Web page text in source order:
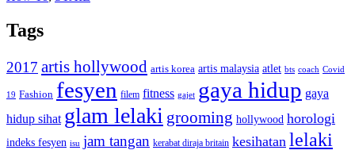
Tags
2017 artis hollywood artis korea artis malaysia atlet bts coach Covid
19 Fashion fesyen filem fitness gajet gaya hidup gaya
hidup sihat glam lelaki grooming hollywood horologi
indeks fesyen isu jam tangan kerabat diraja britain kesihatan lelaki